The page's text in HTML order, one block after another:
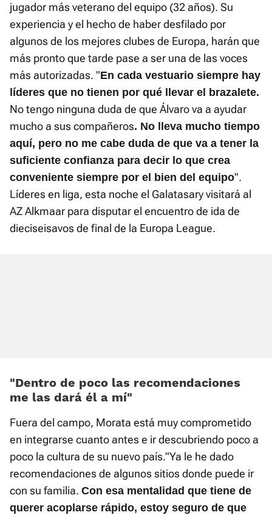
jugador más veterano del equipo (32 años). Su
experiencia y el hecho de haber desfilado por
algunos de los mejores clubes de Europa, harán que
más pronto que tarde pase a ser una de las voces
más autorizadas. "En cada vestuario siempre hay
líderes que no tienen por qué llevar el brazalete.
No tengo ninguna duda de que Álvaro va a ayudar
mucho a sus compañeros. No lleva mucho tiempo
aquí, pero no me cabe duda de que va a tener la
suficiente confianza para decir lo que crea
conveniente siempre por el bien del equipo".
Líderes en liga, esta noche el Galatasary visitará al
AZ Alkmaar para disputar el encuentro de ida de
dieciseisavos de final de la Europa League.
«Dentro de poco las recomendaciones
me las dará él a mí»
Fuera del campo, Morata está muy comprometido
en integrarse cuanto antes e ir descubriendo poco a
poco la cultura de su nuevo país."Ya le he dado
recomendaciones de algunos sitios donde puede ir
con su familia. Con esa mentalidad que tiene de
querer acoplarse rápido, estoy seguro de que